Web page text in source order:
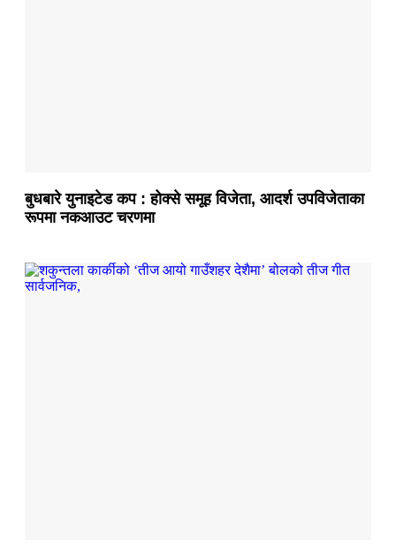
बुधबारे युनाइटेड कप : होक्से समूह विजेता, आदर्श उपविजेताका
रूपमा नकआउट चरणमा